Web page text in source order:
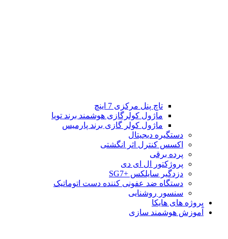
تاچ پنل مرکزی 7 اینچ
ماژول کولرگازی هوشمند برند تویا
ماژول کولر گازی برند پارمیس
دستگیره دیجیتال
اکسس کنترل اثر انگشتی
پرده برقی
پروژکتور ال ای دی
دزدگیر سایلکس +SG7
دستگاه ضد عفونی کننده دست اتوماتیک
سنسور روشنایی
پروژه های هایکا
آموزش هوشمند سازی